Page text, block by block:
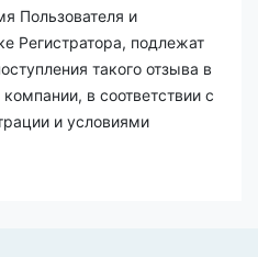
Пользователя и
Регистратора, подлежат
такого отзыва в
в соответствии с
и условиями